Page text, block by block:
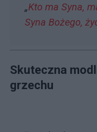
„Kto ma Syna,
Syna Bożego,
Skuteczna
grzechu